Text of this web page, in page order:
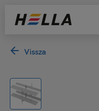
Vissza